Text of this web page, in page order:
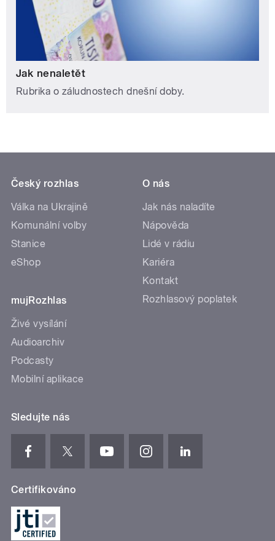
Jak nenaletět
Rubrika o záludnostech dnešní doby.
Český rozhlas
Válka na Ukrajině
Komunální volby
Stanice
eShop
mujRozhlas
Živé vysílání
Audioarchiv
Podcasty
Mobilní aplikace
O nás
Jak nás naladíte
Nápověda
Lidé v rádiu
Kariéra
Kontakt
Rozhlasový poplatek
Sledujte nás
Certifikováno